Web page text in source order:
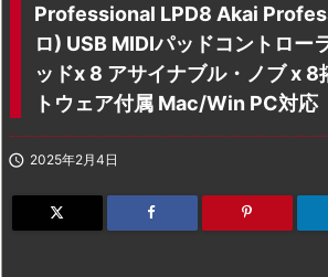
Professional LPD8 Akai
ロ) USB MIDIパッドコントロー
ッドx 8 アサイナブル・ノブ x 8
トウェア付属 Mac/Win PC対応
 2025年2月4日